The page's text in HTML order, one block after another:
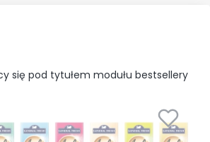
się pod tytułem modułu bestsellery